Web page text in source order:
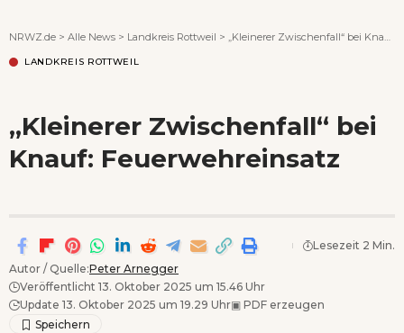
NRWZ.de > Alle News > Landkreis Rottweil > „Kleinerer Zwischenfall“ bei Knauf: Feuerwehreinsatz
LANDKREIS ROTTWEIL
„Kleinerer Zwischenfall“ bei
Knauf: Feuerwehreinsatz
Autor / Quelle:Peter Arnegger
Veröffentlicht 13. Oktober 2025 um 15.46 Uhr
Update 13. Oktober 2025 um 19.29 Uhr▣ PDF erzeugen
Lesezeit 2 Min.